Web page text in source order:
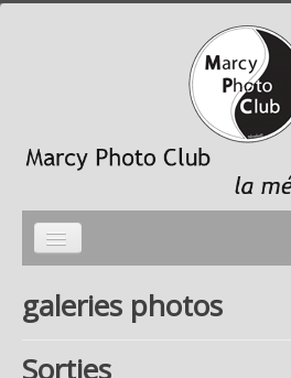
photo du mois
galeries photos
galeries photos
Sorties